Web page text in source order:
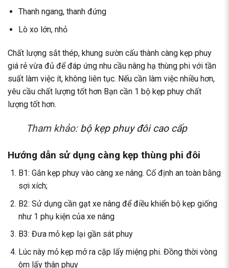
Thanh ngang, thanh đứng
Lò xo lớn, nhỏ
Chất lượng sắt thép, khung sườn cấu thành càng kẹp phuy
giá rẻ vừa đủ để đáp ứng nhu cầu nâng hạ thùng phi với tần
suất làm việc ít, không liên tục. Nếu cần làm việc nhiều hơn,
yêu cầu chất lượng tốt hơn Bạn cần 1 bộ kẹp phuy chất
lượng tốt hơn.
Tham khảo: bộ kẹp phuy đôi cao cấp
Hướng dẫn sử dụng càng kẹp thùng phi đôi
B1: Gắn kẹp phuy vào càng xe nâng. Cố định an toàn bằng
sợi xích;
B2: Sử dụng cần gạt xe nâng để điều khiển bộ kẹp giống
như 1 phụ kiện của xe nâng
B3: Đưa mỏ kẹp lại gần sát phuy
Lúc này mỏ kẹp mở ra cặp lấy miệng phi. Đồng thời vòng
ôm lấy thân phuy